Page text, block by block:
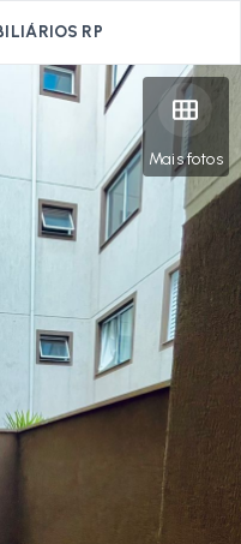
RP
Mais fotos